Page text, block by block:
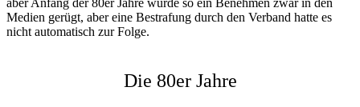
Medien gerügt, aber eine Bestrafung durch den Verband hatte es
nicht automatisch zur Folge.
Die 80er Jahre